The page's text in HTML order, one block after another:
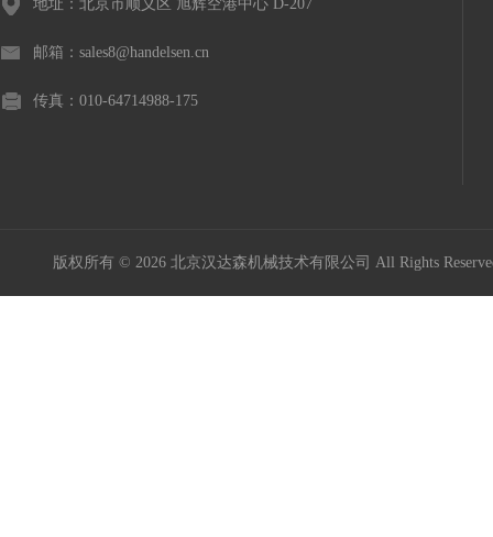
地址：北京市顺义区 旭辉空港中心 D-207
邮箱：sales8@handelsen.cn
传真：010-64714988-175
版权所有 © 2026 北京汉达森机械技术有限公司 All Rights